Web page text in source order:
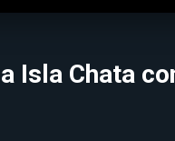
Isla Chata